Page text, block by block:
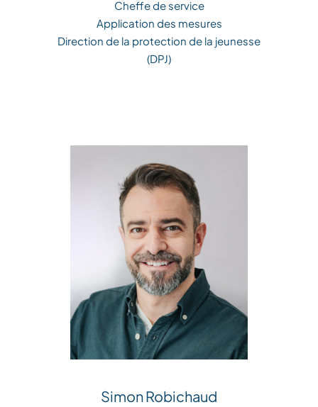
Cheffe de service
Application des mesures
Direction de la protection de la jeunesse
(DPJ)
Simon Robichaud